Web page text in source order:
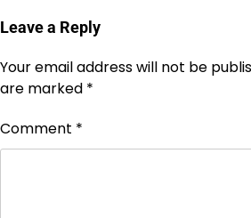
Leave a Reply
Your email address will not be
are marked *
Comment *